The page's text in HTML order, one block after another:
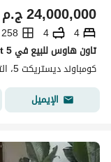
ج.م24,000,000
4
4
258 متر مربع
كومباوند ديستريكت 5، التجمع الخامس، القاهرة الجديدة، القاهرة
الإيميل